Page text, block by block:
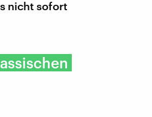
nicht sofort